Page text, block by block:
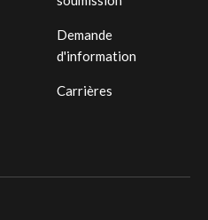
Demande
d'information
Carrières